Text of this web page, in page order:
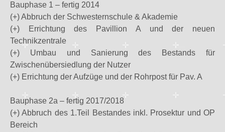
Bauphase 1 – fertig 2014
(+) Abbruch der Schwesternschule & Akademie
(+) Errichtung des Pavillion A und der neuen
Technikzentrale
(+) Umbau und Sanierung des Bestands für
Zwischenübersiedlung der Nutzer
(+) Errichtung der Aufzüge und der Rohrpost für Pav. A
Bauphase 2a – fertig 2017/2018
(+) Abbruch des 1.Teil Bestandes inkl. Prosektur und OP
Bereich